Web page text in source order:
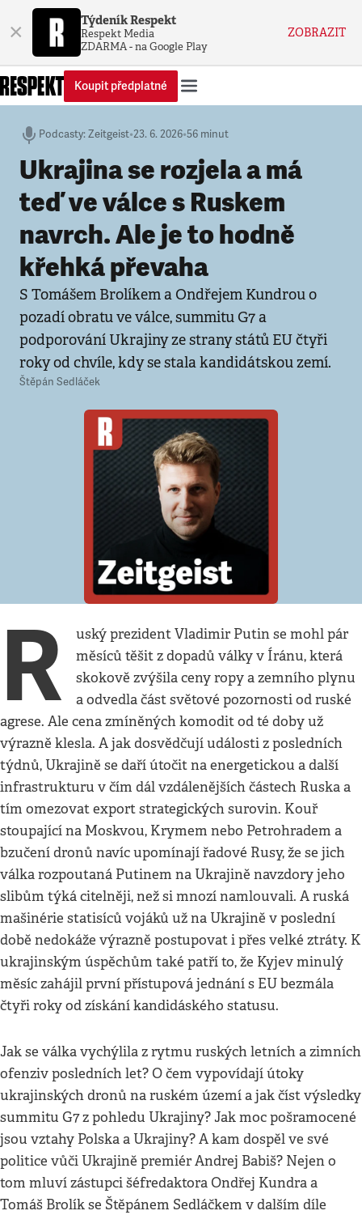
× Týdeník Respekt
Respekt Media
ZDARMA - na Google Play
ZOBRAZIT
Koupit předplatné
Podcasty: Zeitgeist•23. 6. 2026•56 minut
Ukrajina se rozjela a má
teď ve válce s Ruskem
navrch. Ale je to hodně
křehká převaha
S Tomášem Brolíkem a Ondřejem Kundrou o
pozadí obratu ve válce, summitu G7 a
podporování Ukrajiny ze strany států EU čtyři
roky od chvíle, kdy se stala kandidátskou zemí.
Štěpán Sedláček
R
uský prezident Vladimir Putin se mohl pár
měsíců těšit z dopadů války v Íránu, která
skokově zvýšila ceny ropy a zemního plynu
a odvedla část světové pozornosti od ruské
agrese. Ale cena zmíněných komodit od té doby už
výrazně klesla. A jak dosvědčují události z posledních
týdnů, Ukrajině se daří útočit na energetickou a další
infrastrukturu v čím dál vzdálenějších částech Ruska a
tím omezovat export strategických surovin. Kouř
stoupající na Moskvou, Krymem nebo Petrohradem a
bzučení dronů navíc upomínají řadové Rusy, že se jich
válka rozpoutaná Putinem na Ukrajině navzdory jeho
slibům týká citelněji, než si mnozí namlouvali. A ruská
mašinérie statisíců vojáků už na Ukrajině v poslední
době nedokáže výrazně postupovat i přes velké ztráty. K
ukrajinským úspěchům také patří to, že Kyjev minulý
měsíc zahájil první přístupová jednání s EU bezmála
čtyři roky od získání kandidáského statusu.
Jak se válka vychýlila z rytmu ruských letních a zimních
ofenziv posledních let? O čem vypovídají útoky
ukrajinských dronů na ruském území a jak číst výsledky
summitu G7 z pohledu Ukrajiny? Jak moc pošramocené
jsou vztahy Polska a Ukrajiny? A kam dospěl ve své
politice vůči Ukrajině premiér Andrej Babiš? Nejen o
tom mluví zástupci šéfredaktora Ondřej Kundra a
Tomáš Brolík se Štěpánem Sedláčkem v dalším díle